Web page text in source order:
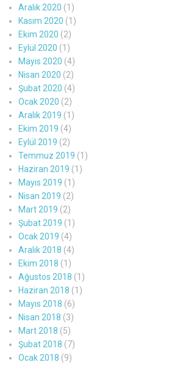
Aralık 2020 (1)
Kasım 2020 (1)
Ekim 2020 (2)
Eylül 2020 (1)
Mayıs 2020 (4)
Nisan 2020 (2)
Şubat 2020 (4)
Ocak 2020 (2)
Aralık 2019 (1)
Ekim 2019 (4)
Eylül 2019 (2)
Temmuz 2019 (1)
Haziran 2019 (1)
Mayıs 2019 (1)
Nisan 2019 (2)
Mart 2019 (2)
Şubat 2019 (1)
Ocak 2019 (4)
Aralık 2018 (4)
Ekim 2018 (1)
Ağustos 2018 (1)
Haziran 2018 (1)
Mayıs 2018 (6)
Nisan 2018 (3)
Mart 2018 (5)
Şubat 2018 (7)
Ocak 2018 (9)